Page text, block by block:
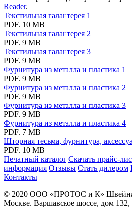
Reader.
Текстильная галантерея 1
PDF. 10 MB
Текстильная галантерея 2
PDF. 9 MB
Текстильная галантерея 3
PDF. 9 MB
Фурнитура из металла и пластика 1
PDF. 9 MB
Фурнитура из металла и пластика 2
PDF. 9 MB
Фурнитура из металла и пластика 3
PDF. 9 MB
Фурнитура из металла и пластика 4
PDF. 7 MB
Шторная тесьма, фурнитура,
PDF. 10 MB
Печатный каталог Скачать прайс-
информация Отзывы Стать дилером
Контакты
© 2020 ООО «ПРОТОС и К»
Москве. Варшавское шоссе, дом 132,